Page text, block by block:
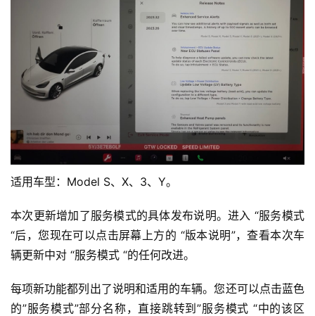
适用车型：Model S、X、3、Y。
本次更新增加了服务模式的具体发布说明。进入 “服务模式
“后，您现在可以点击屏幕上方的 “版本说明”，查看本次车
辆更新中对 “服务模式 “的任何改进。
每项新功能都列出了说明和适用的车辆。您还可以点击蓝色
的”服务模式”部分名称，直接跳转到”服务模式 “中的该区